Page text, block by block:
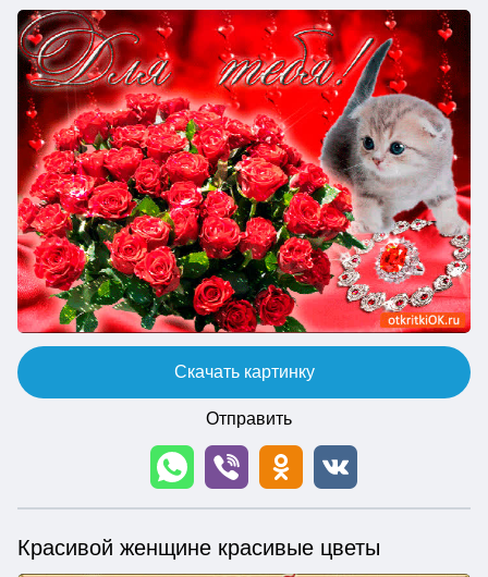
Скачать картинку
Отправить
Красивой женщине красивые цветы